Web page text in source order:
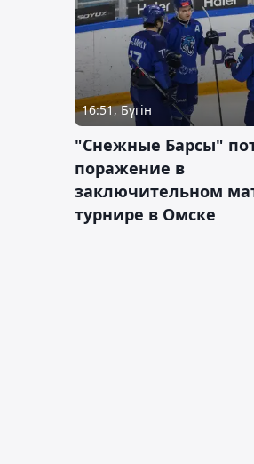
16:51, Бүгін
"Снежные Барсы"
поражение в
заключительном
турнире в Омске